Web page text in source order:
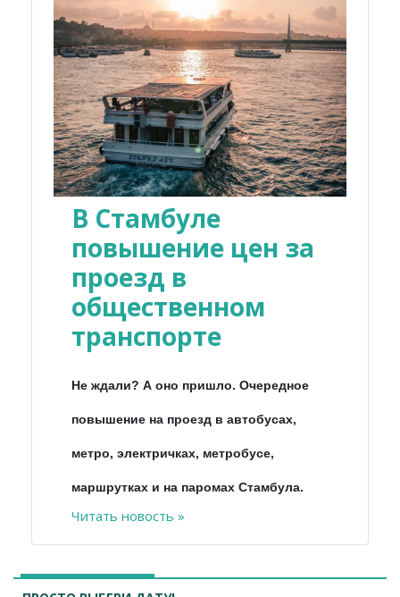
В Стамбуле
повышение цен за
проезд в
общественном
транспорте
Не ждали? А оно пришло. Очередное
повышение на проезд в автобусах,
метро, электричках, метробусе,
маршрутках и на паромах Стамбула.
Читать новость »